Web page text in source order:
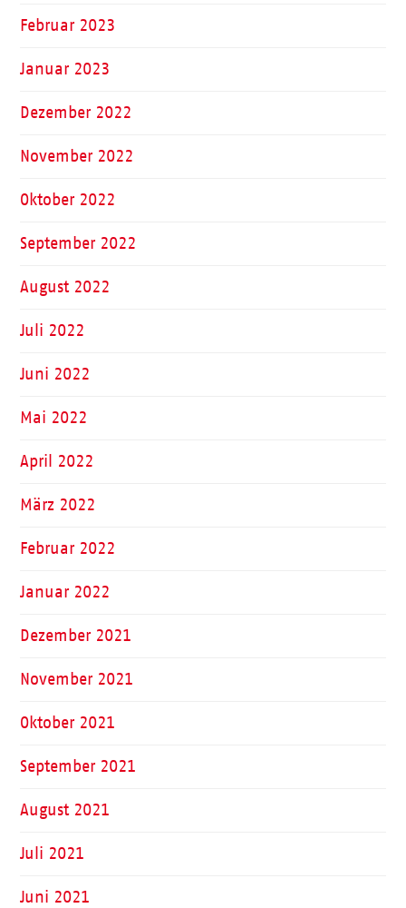
Februar 2023
Januar 2023
Dezember 2022
November 2022
Oktober 2022
September 2022
August 2022
Juli 2022
Juni 2022
Mai 2022
April 2022
März 2022
Februar 2022
Januar 2022
Dezember 2021
November 2021
Oktober 2021
September 2021
August 2021
Juli 2021
Juni 2021